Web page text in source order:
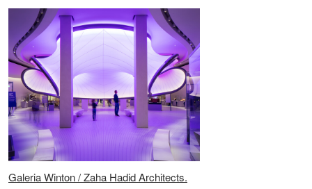
Galeria Winton / Zaha Hadid Architects.